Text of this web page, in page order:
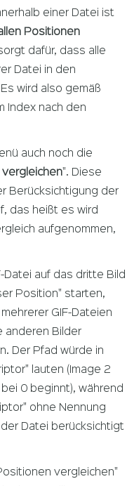
einer Datei ist
Positionen
dafür, dass alle
Datei in den
wird also gemäß
Index nach den
auch noch die
". Diese
Berücksichtigung der
das heißt es wird
aufgenommen,
Datei auf das dritte Bild
Position" starten,
GIF-Dateien
anderen Bilder
Der Pfad würde in
lauten (Image 2
0 beginnt), während
ohne Nennung
Datei berücksichtigt
vergleichen"